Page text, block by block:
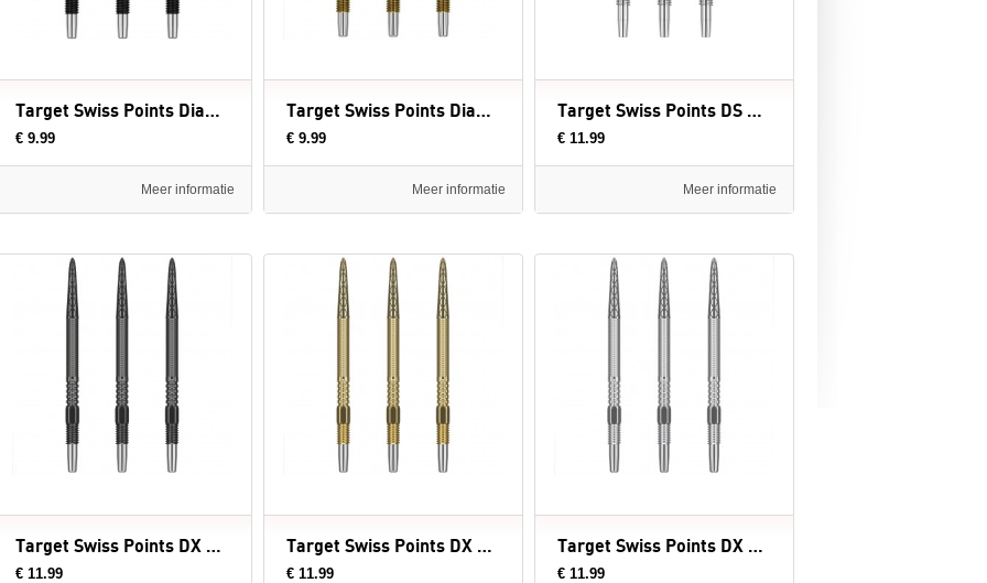
Target Swiss Points Diamond Black - dartpunten
€ 9.99
Meer informatie
Target Swiss Points Diamond Gold - dartpunten
€ 9.99
Meer informatie
Target Swiss Points DS Silver - dartpunten
€ 11.99
Meer informatie
Target Swiss Points DX Black - dartpunten
€ 11.99
Target Swiss Points DX Gold - dartpunten
€ 11.99
Target Swiss Points DX Silver - dartpunten
€ 11.99